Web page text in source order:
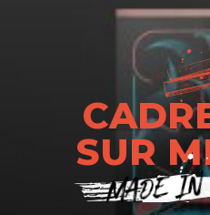
SUR
MADE